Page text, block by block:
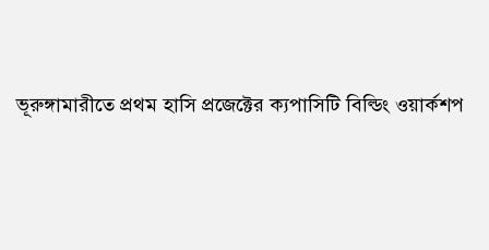
ভূরুঙ্গামারীতে প্রথম হাসি প্রজেক্টের ক্যপাসিটি বিল্ডিং ওয়ার্কশপ